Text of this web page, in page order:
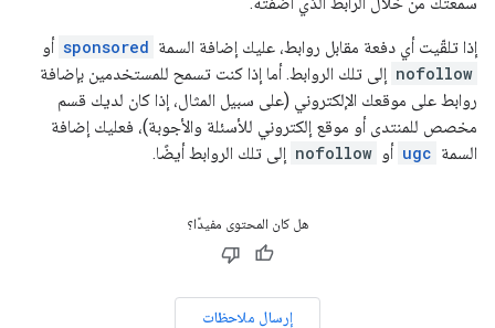
إذا تلقّيت أي دفعة مقابل روابط، عليك إضافة السمة sponsored أو
nofollow إلى تلك الروابط. أما إذا كنت تسمح للمستخدمين بإضافة
روابط على موقعك الإلكتروني (على سبيل المثال، إذا كان لديك قسم
مخصص للمنتدى أو موقع إلكتروني للأسئلة والأجوبة)، فعليك إضافة
السمة ugc أو nofollow إلى تلك الروابط أيضًا.
هل كان المحتوى مفيدًا؟
إرسال ملاحظات